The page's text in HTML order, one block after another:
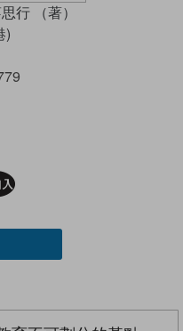
行 （著）
)